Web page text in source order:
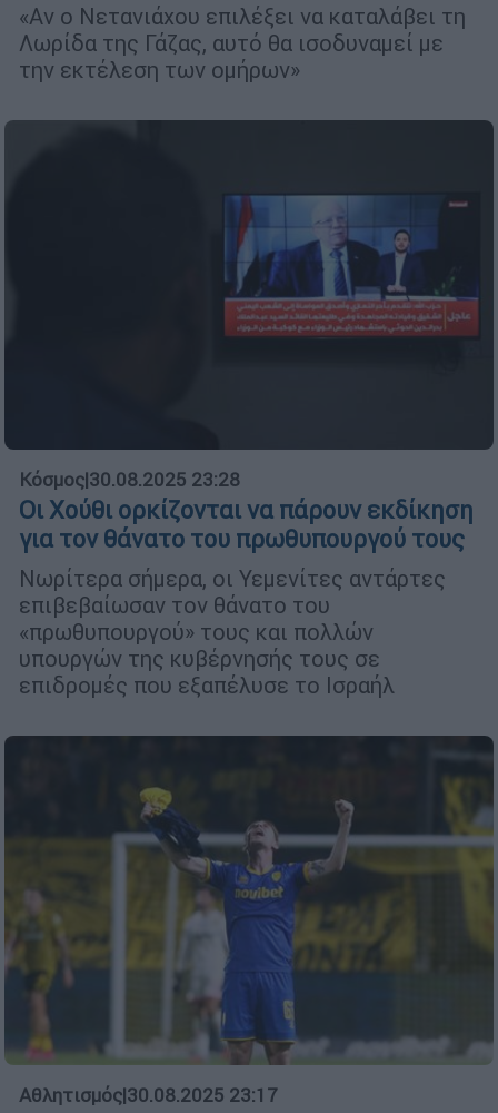
«Αν ο Νετανιάχου επιλέξει να καταλάβει τη
Λωρίδα της Γάζας, αυτό θα ισοδυναμεί με
την εκτέλεση των ομήρων»
Κόσμος|30.08.2025 23:28
Οι Χούθι ορκίζονται να πάρουν εκδίκηση
για τον θάνατο του πρωθυπουργού τους
Νωρίτερα σήμερα, οι Υεμενίτες αντάρτες
επιβεβαίωσαν τον θάνατο του
«πρωθυπουργού» τους και πολλών
υπουργών της κυβέρνησής τους σε
επιδρομές που εξαπέλυσε το Ισραήλ
Αθλητισμός|30.08.2025 23:17